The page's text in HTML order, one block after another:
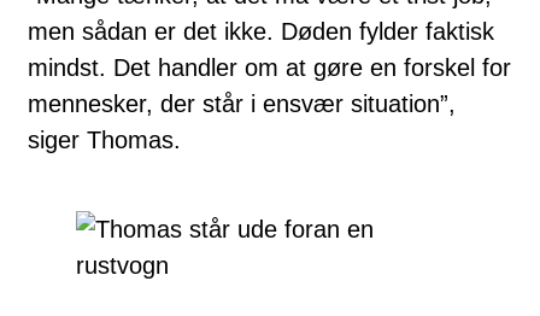
men sådan er det ikke. Døden fylder faktisk
mindst. Det handler om at gøre en forskel for
mennesker, der står i ensvær situation”,
siger Thomas.